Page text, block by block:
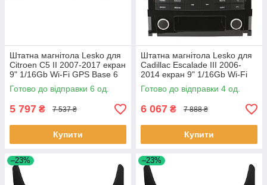
Штатна магнітола Lesko для
Citroen C5 II 2007-2017 екран
9" 1/16Gb Wi-Fi GPS Base 6
шт.
Готово до відправки 6 од.
5 797 ₴ 7 537 ₴
Купити
Штатна магнітола Lesko для
Cadillac Escalade III 2006-
2014 екран 9" 1/16Gb Wi-Fi
GPS Base Каміллак 4 шт.
Готово до відправки 4 од.
6 067 ₴ 7 888 ₴
Купити
–23% –23%